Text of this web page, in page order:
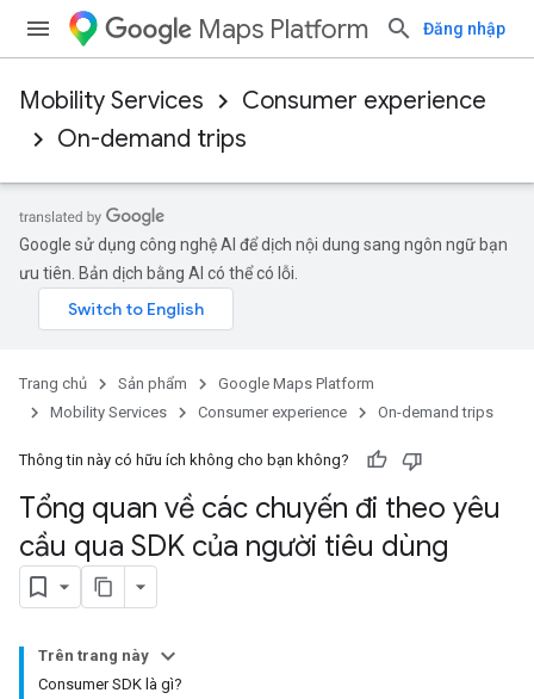
Maps Platform Đăng nhập
Mobility Services
Consumer experience
On-demand trips
Google sử dụng công nghệ AI để dịch nội dung sang ngôn ngữ bạn
ưu tiên. Bản dịch bằng AI có thể có lỗi.
Trang chủ Sản phẩm
Google Maps Platform
Mobility Services
Consumer experience On-demand trips
Thông tin này có hữu ích không cho bạn không?
Tổng quan về các chuyến đi theo yêu
cầu qua SDK của người tiêu dùng
Trên trang này
Consumer SDK là gì?